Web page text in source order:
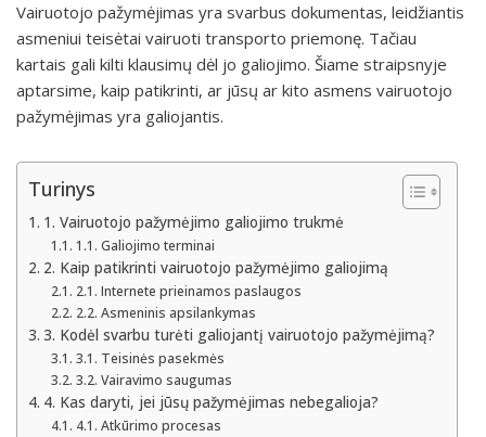
Vairuotojo pažymėjimas yra svarbus dokumentas, leidžiantis
asmeniui teisėtai vairuoti transporto priemonę. Tačiau
kartais gali kilti klausimų dėl jo galiojimo. Šiame straipsnyje
aptarsime, kaip patikrinti, ar jūsų ar kito asmens vairuotojo
pažymėjimas yra galiojantis.
Turinys
1. Vairuotojo pažymėjimo galiojimo trukmė
1.1. Galiojimo terminai
2. Kaip patikrinti vairuotojo pažymėjimo galiojimą
2.1. Internete prieinamos paslaugos
2.2. Asmeninis apsilankymas
3. Kodėl svarbu turėti galiojantį vairuotojo pažymėjimą?
3.1. Teisinės pasekmės
3.2. Vairavimo saugumas
4. Kas daryti, jei jūsų pažymėjimas nebegalioja?
4.1. Atkūrimo procesas